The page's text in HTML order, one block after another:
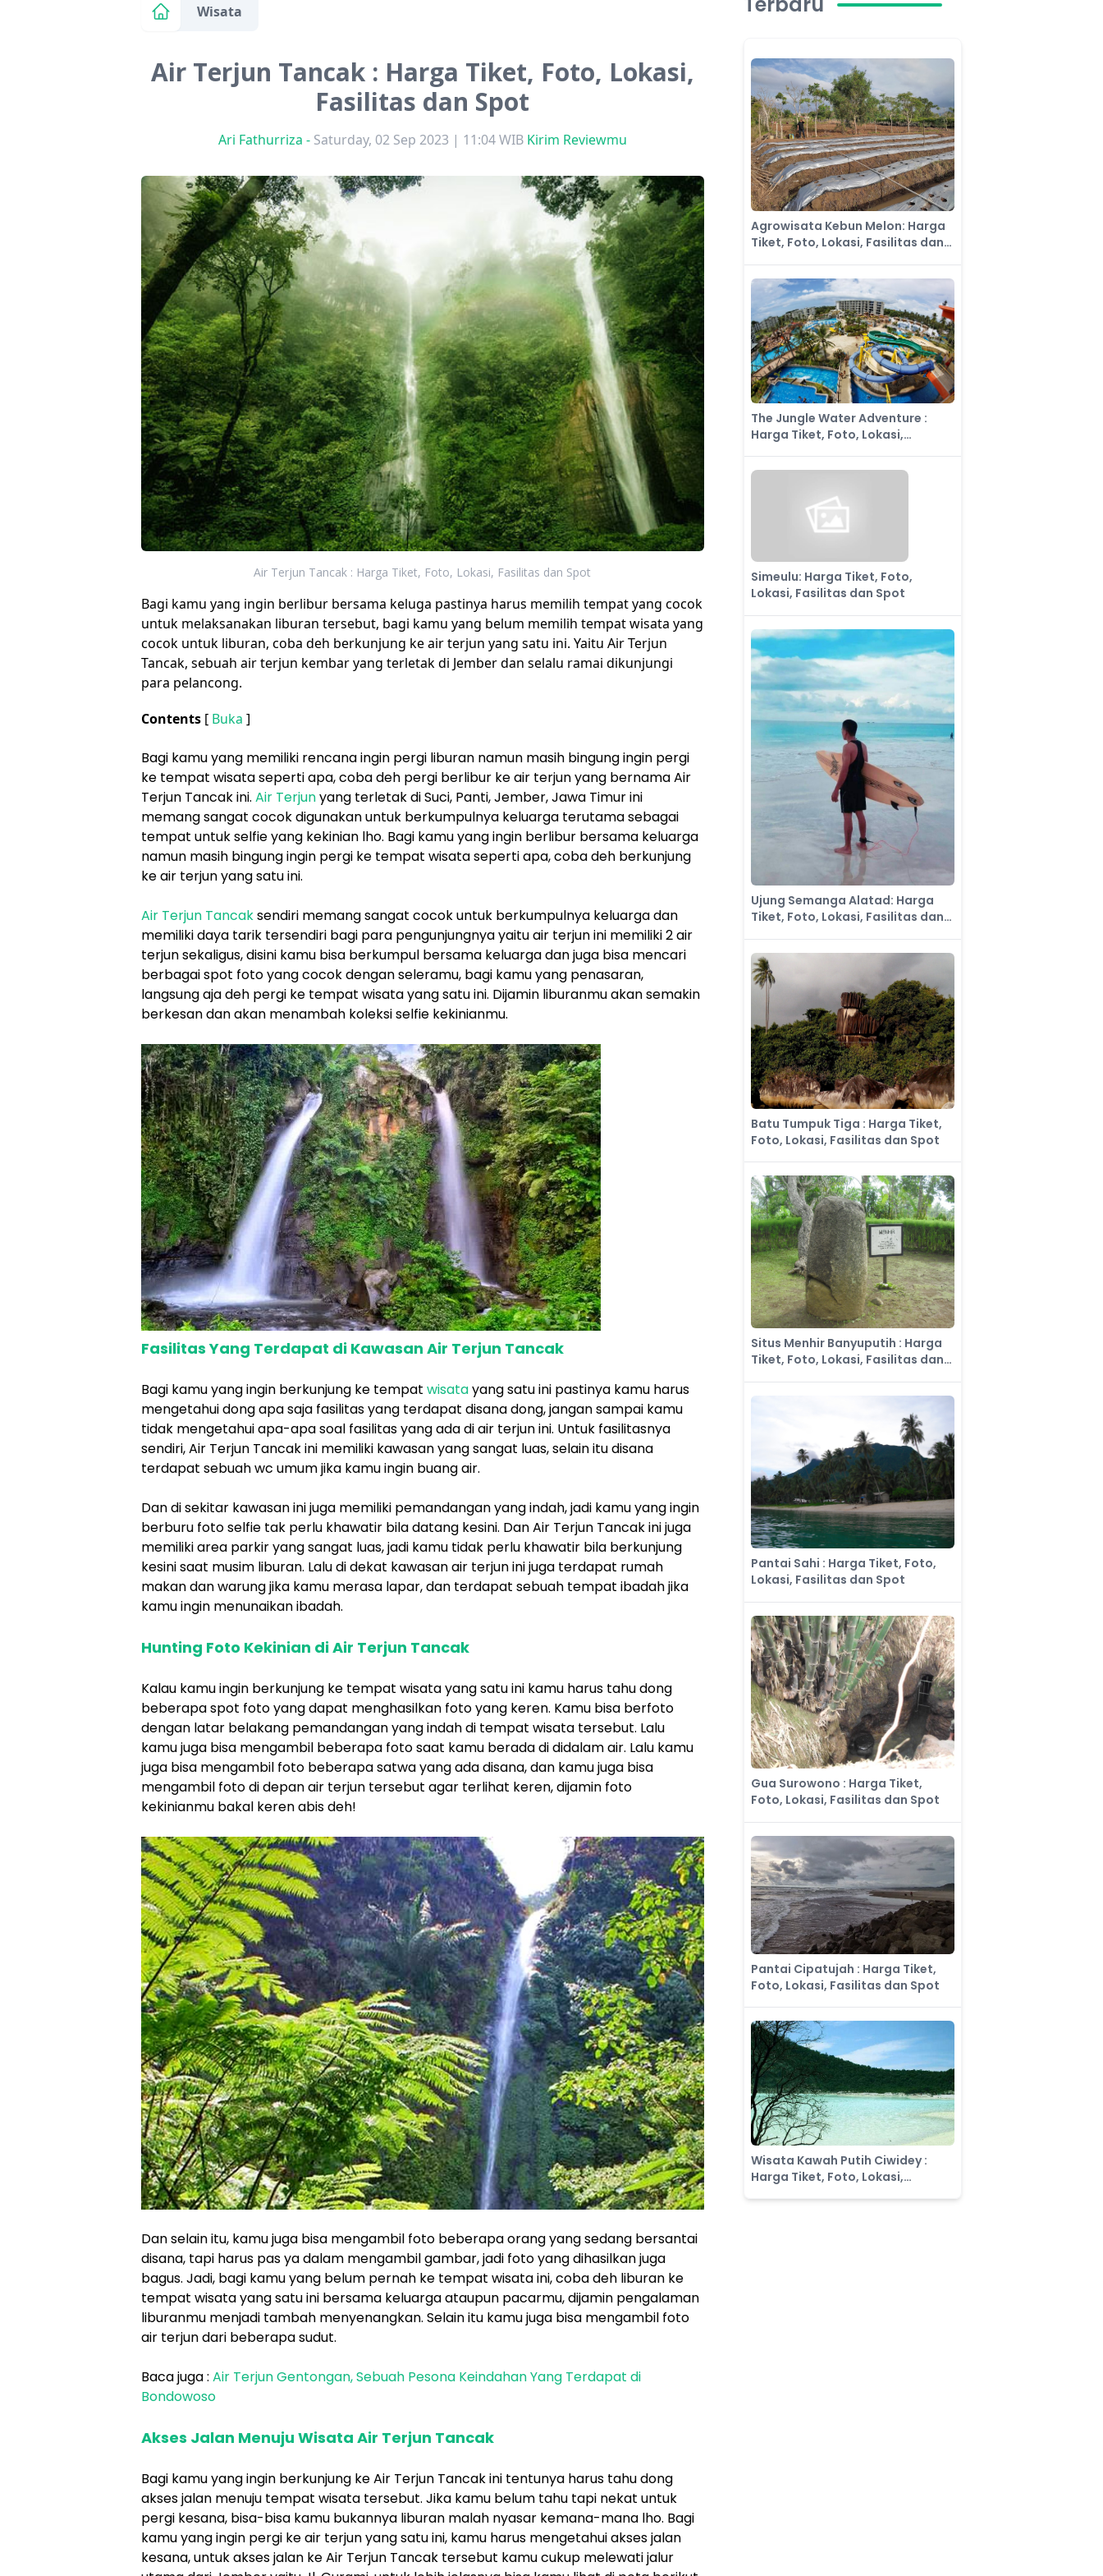
Wisata
Air Terjun Tancak : Harga Tiket, Foto, Lokasi,
Fasilitas dan Spot
Ari Fathurriza - Saturday, 02 Sep 2023 | 11:04 WIB Kirim Reviewmu
Air Terjun Tancak : Harga Tiket, Foto, Lokasi, Fasilitas dan Spot
Bagi kamu yang ingin berlibur bersama keluga pastinya harus memilih tempat yang cocok
untuk melaksanakan liburan tersebut, bagi kamu yang belum memilih tempat wisata yang
cocok untuk liburan, coba deh berkunjung ke air terjun yang satu ini. Yaitu Air Terjun
Tancak, sebuah air terjun kembar yang terletak di Jember dan selalu ramai dikunjungi
para pelancong.
Contents [ Buka ]
Bagi kamu yang memiliki rencana ingin pergi liburan namun masih bingung ingin pergi
ke tempat wisata seperti apa, coba deh pergi berlibur ke air terjun yang bernama Air
Terjun Tancak ini. Air Terjunyang terletak di Suci, Panti, Jember, Jawa Timur ini
memang sangat cocok digunakan untuk berkumpulnya keluarga terutama sebagai
tempat untuk selfie yang kekinian lho. Bagi kamu yang ingin berlibur bersama keluarga
namun masih bingung ingin pergi ke tempat wisata seperti apa, coba deh berkunjung
ke air terjun yang satu ini.
Air Terjun Tancaksendiri memang sangat cocok untuk berkumpulnya keluarga dan
memiliki daya tarik tersendiri bagi para pengunjungnya yaitu air terjun ini memiliki 2 air
terjun sekaligus, disini kamu bisa berkumpul bersama keluarga dan juga bisa mencari
berbagai spot foto yang cocok dengan seleramu, bagi kamu yang penasaran,
langsung aja deh pergi ke tempat wisata yang satu ini. Dijamin liburanmu akan semakin
berkesan dan akan menambah koleksi selfie kekinianmu.
Fasilitas Yang Terdapat di Kawasan Air Terjun Tancak
Bagi kamu yang ingin berkunjung ke tempat wisatayang satu ini pastinya kamu harus
mengetahui dong apa saja fasilitas yang terdapat disana dong, jangan sampai kamu
tidak mengetahui apa-apa soal fasilitas yang ada di air terjun ini. Untuk fasilitasnya
sendiri, Air Terjun Tancak ini memiliki kawasan yang sangat luas, selain itu disana
terdapat sebuah wc umum jika kamu ingin buang air.
Dan di sekitar kawasan ini juga memiliki pemandangan yang indah, jadi kamu yang ingin
berburu foto selfie tak perlu khawatir bila datang kesini. Dan Air Terjun Tancak ini juga
memiliki area parkir yang sangat luas, jadi kamu tidak perlu khawatir bila berkunjung
kesini saat musim liburan. Lalu di dekat kawasan air terjun ini juga terdapat rumah
makan dan warung jika kamu merasa lapar, dan terdapat sebuah tempat ibadah jika
kamu ingin menunaikan ibadah.
Hunting Foto Kekinian di Air Terjun Tancak
Kalau kamu ingin berkunjung ke tempat wisata yang satu ini kamu harus tahu dong
beberapa spot foto yang dapat menghasilkan foto yang keren. Kamu bisa berfoto
dengan latar belakang pemandangan yang indah di tempat wisata tersebut. Lalu
kamu juga bisa mengambil beberapa foto saat kamu berada di didalam air. Lalu kamu
juga bisa mengambil foto beberapa satwa yang ada disana, dan kamu juga bisa
mengambil foto di depan air terjun tersebut agar terlihat keren, dijamin foto
kekinianmu bakal keren abis deh!
Dan selain itu, kamu juga bisa mengambil foto beberapa orang yang sedang bersantai
disana, tapi harus pas ya dalam mengambil gambar, jadi foto yang dihasilkan juga
bagus. Jadi, bagi kamu yang belum pernah ke tempat wisata ini, coba deh liburan ke
tempat wisata yang satu ini bersama keluarga ataupun pacarmu, dijamin pengalaman
liburanmu menjadi tambah menyenangkan. Selain itu kamu juga bisa mengambil foto
air terjun dari beberapa sudut.
Baca juga : Air Terjun Gentongan, Sebuah Pesona Keindahan Yang Terdapat di
Bondowoso
Akses Jalan Menuju Wisata Air Terjun Tancak
Bagi kamu yang ingin berkunjung ke Air Terjun Tancak ini tentunya harus tahu dong
akses jalan menuju tempat wisata tersebut. Jika kamu belum tahu tapi nekat untuk
pergi kesana, bisa-bisa kamu bukannya liburan malah nyasar kemana-mana lho. Bagi
kamu yang ingin pergi ke air terjun yang satu ini, kamu harus mengetahui akses jalan
kesana, untuk akses jalan ke Air Terjun Tancak tersebut kamu cukup melewati jalur
Agrowisata Kebun Melon: Harga
Tiket, Foto, Lokasi, Fasilitas dan
The Jungle Water Adventure :
Harga Tiket, Foto, Lokasi,
Simeulu: Harga Tiket, Foto,
Lokasi, Fasilitas dan Spot
Ujung Semanga Alatad: Harga
Tiket, Foto, Lokasi, Fasilitas dan
Batu Tumpuk Tiga : Harga Tiket,
Foto, Lokasi, Fasilitas dan Spot
Situs Menhir Banyuputih : Harga
Tiket, Foto, Lokasi, Fasilitas dan
Pantai Sahi : Harga Tiket, Foto,
Lokasi, Fasilitas dan Spot
​Gua Surowono : Harga Tiket,
Foto, Lokasi, Fasilitas dan Spot
Pantai Cipatujah : Harga Tiket,
Foto, Lokasi, Fasilitas dan Spot
Wisata Kawah Putih Ciwidey :
Harga Tiket, Foto, Lokasi,